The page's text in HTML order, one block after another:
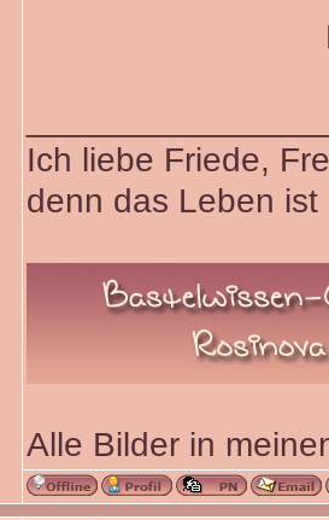
Ich liebe Friede,
denn das Leben
Alle Bilder in